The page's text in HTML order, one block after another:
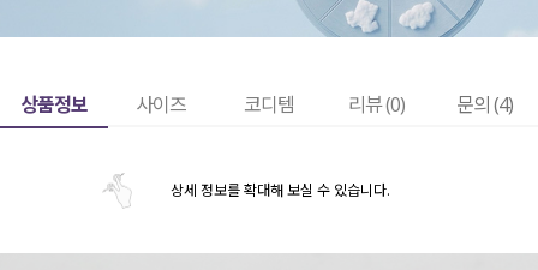
상품정보 사이즈 코디템 리뷰 (0) 문의 (4)
상세 정보를 확대해 보실 수 있습니다.